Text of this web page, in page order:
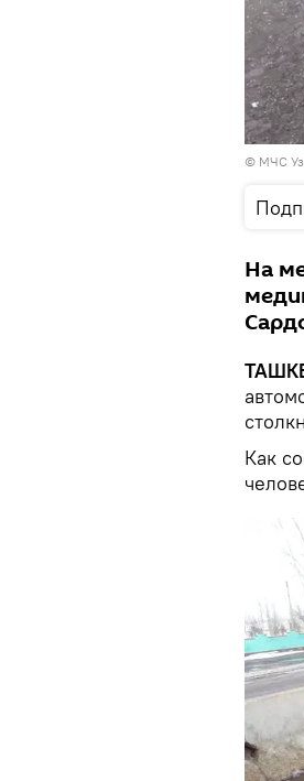
© МЧС
На
Как